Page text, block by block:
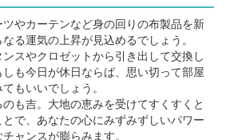
やカーテンなど身の回りの布製品を新
る運気の上昇が見込めるでしょう。
スやクロゼットから引き出して交換し
も今日が休日ならば、思い切って部屋
もいいでしょう。
も吉。大地の恵みを受けてすくすくと
で、あなたの心にみずみずしいパワー
ャンスが膨らみます。